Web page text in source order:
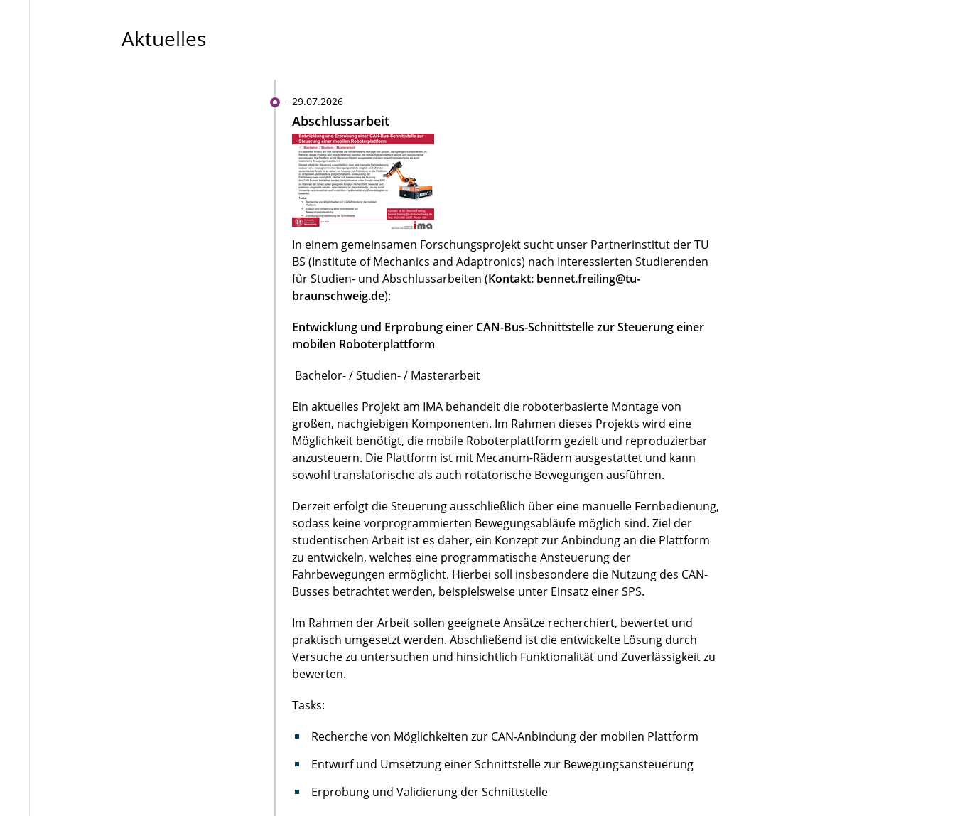
Aktuelles
29.07.2026
Abschlussarbeit
In einem gemeinsamen Forschungsprojekt sucht unser Partnerinstitut der TU
BS (Institute of Mechanics and Adaptronics) nach Interessierten Studierenden
für Studien- und Abschlussarbeiten (Kontakt: bennet.freiling@tu-
braunschweig.de):
Entwicklung und Erprobung einer CAN-Bus-Schnittstelle zur Steuerung einer
mobilen Roboterplattform
Bachelor- / Studien- / Masterarbeit
Ein aktuelles Projekt am IMA behandelt die roboterbasierte Montage von
großen, nachgiebigen Komponenten. Im Rahmen dieses Projekts wird eine
Möglichkeit benötigt, die mobile Roboterplattform gezielt und reproduzierbar
anzusteuern. Die Plattform ist mit Mecanum-Rädern ausgestattet und kann
sowohl translatorische als auch rotatorische Bewegungen ausführen.
Derzeit erfolgt die Steuerung ausschließlich über eine manuelle Fernbedienung,
sodass keine vorprogrammierten Bewegungsabläufe möglich sind. Ziel der
studentischen Arbeit ist es daher, ein Konzept zur Anbindung an die Plattform
zu entwickeln, welches eine programmatische Ansteuerung der
Fahrbewegungen ermöglicht. Hierbei soll insbesondere die Nutzung des CAN-
Busses betrachtet werden, beispielsweise unter Einsatz einer SPS.
Im Rahmen der Arbeit sollen geeignete Ansätze recherchiert, bewertet und
praktisch umgesetzt werden. Abschließend ist die entwickelte Lösung durch
Versuche zu untersuchen und hinsichtlich Funktionalität und Zuverlässigkeit zu
bewerten.
Tasks:
Recherche von Möglichkeiten zur CAN-Anbindung der mobilen Plattform
Entwurf und Umsetzung einer Schnittstelle zur Bewegungsansteuerung
Erprobung und Validierung der Schnittstelle